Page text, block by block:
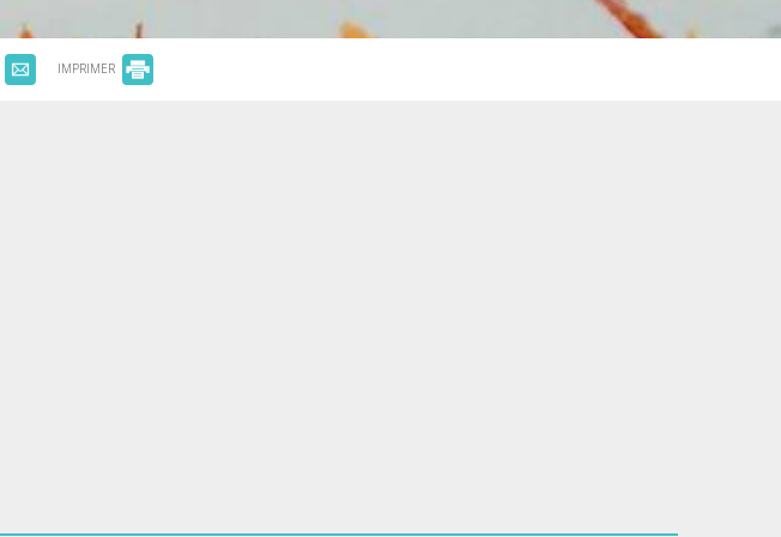
IMPRIMER